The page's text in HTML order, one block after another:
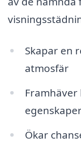
Skapar en
atmosfär
Ökar